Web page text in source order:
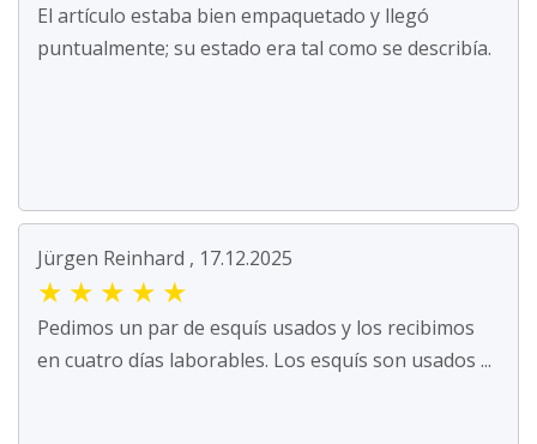
El artículo estaba bien empaquetado y llegó
puntualmente; su estado era tal como se describía.
Jürgen Reinhard , 17.12.2025
★ ★ ★ ★ ★
Pedimos un par de esquís usados y los recibimos
en cuatro días laborables. Los esquís son usados ...